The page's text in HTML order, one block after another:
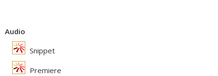
Audio
Snippet
Premiere